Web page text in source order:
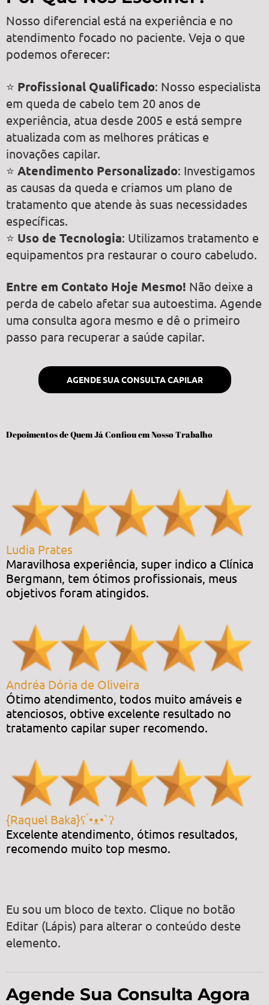
Nosso diferencial está na experiência e no
atendimento focado no paciente. Veja o que
podemos oferecer:
⭐ Profissional Qualificado: Nosso especialista
em queda de cabelo tem 20 anos de
experiência, atua desde 2005 e está sempre
atualizada com as melhores práticas e
inovações capilar.
⭐ Atendimento Personalizado: Investigamos
as causas da queda e criamos um plano de
tratamento que atende às suas necessidades
específicas.
⭐ Uso de Tecnologia: Utilizamos tratamento e
equipamentos pra restaurar o couro cabeludo.
Entre em Contato Hoje Mesmo! Não deixe a
perda de cabelo afetar sua autoestima. Agende
uma consulta agora mesmo e dê o primeiro
passo para recuperar a saúde capilar.
AGENDE SUA CONSULTA CAPILAR
Depoimentos de Quem Já Confiou em Nosso Trabalho
Ludia Prates
Maravilhosa experiência, super indico a Clínica
Bergmann, tem ótimos profissionais, meus
objetivos foram atingidos.
Andréa Dória de Oliveira
Ótimo atendimento, todos muito amáveis e
atenciosos, obtive excelente resultado no
tratamento capilar super recomendo.
{Raquel Baka}ʕ ́•ᴥ•`ʔ
Excelente atendimento, ótimos resultados,
recomendo muito top mesmo.
Eu sou um bloco de texto. Clique no botão
Editar (Lápis) para alterar o conteúdo deste
elemento.
Agende Sua Consulta Agora